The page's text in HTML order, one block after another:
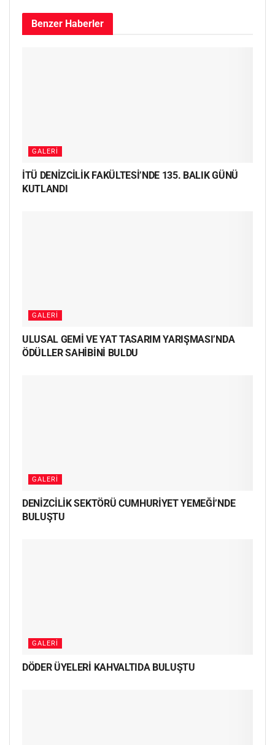
Benzer Haberler
GALERI
İTÜ DENİZCİLİK FAKÜLTESİ’NDE 135. BALIK GÜNÜ
KUTLANDI
GALERI
ULUSAL GEMİ VE YAT TASARIM YARIŞMASI’NDA
ÖDÜLLER SAHİBİNİ BULDU
GALERI
DENİZCİLİK SEKTÖRÜ CUMHURİYET YEMEĞİ’NDE
BULUŞTU
GALERI
DÖDER ÜYELERİ KAHVALTIDA BULUŞTU